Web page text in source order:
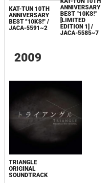
KAT-TUN 10TH
ANNIVERSARY
BEST "10KS!" /
JACA-5591~2
ANNIVERSARY
BEST "10KS!"
[LIMITED
EDITION 1] /
JACA-5585~7
2009
TRIANGLE
ORIGINAL
SOUNDTRACK